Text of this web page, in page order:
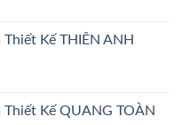
Kế THIÊN ANH
Thiết Kế QUANG TOÀN